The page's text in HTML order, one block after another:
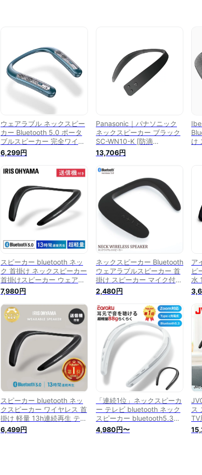
ウェアラブル ネックスピー
カー Bluetooth 5.0 ポータ
ブルスピーカー 完全ワイヤ
レス 首掛けスピーカー ポー
タブル ネックすぴーかー 15
時間連続再生 ノイズキャン
セリング ハンズフリー＆イ
ヤーフリー
6,299円
Panasonic｜パナソニック
ネックスピーカー ブラック
SC-WN10-K [防滴
/Bluetooth対応]
13,706円
け
スピーカー bluetooth ネッ
ク 首掛け ネックスピーカー
首掛けスピーカー ウェアラ
ブルスピーカー ワイヤレス
スピーカー アイリスオーヤ
マ 軽量 防水肩掛け ハンズ
フリー ワイヤレス 連続再生
小型 テレビ PC パソコン リ
モートワーク 在宅勤務 web
会議 MKH-150 [bng]
7,980円
ネックスピーカー Bluetooth
ウェアラブルスピーカー 首
掛け スピーカー マイク付き
マイク ハンズフリー 通話
2,480円
ア
ピ
水
ス
スピーカー bluetooth ネッ
クスピーカー ワイヤレス 首
掛け 軽量 13h連続再生 テレ
ビ 音量 ハンズフリー通話
生活防水 IPX4 トランスミ
6,499円
「連続1位」ネックスピーカ
ー テレビ bluetooth ネック
スピーカー bluetooth5.3
Zoom対応 ウェアラブルス
ピーカー ワイヤレスステレ
4,980円〜
ス
TV
掛
ネ